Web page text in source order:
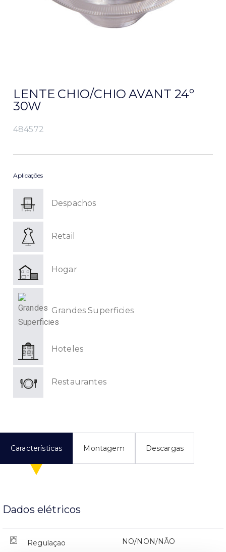
LENTE CHIO/CHIO AVANT 24º
30W
484572
Aplicações
Despachos
Retail
Hogar
Grandes Superficies
Hoteles
Restaurantes
Características Montagem Descargas
Dados elétricos
Regulaçao NO/NON/NÃO